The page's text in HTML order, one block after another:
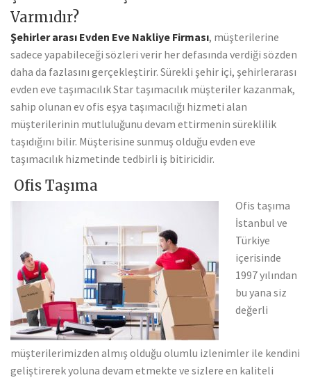
Varmıdır?
Şehirler arası Evden Eve Nakliye Firması, müşterilerine
sadece yapabileceği sözleri verir her defasında verdiği sözden
daha da fazlasını gerçekleştirir. Sürekli şehir içi, şehirlerarası
evden eve taşımacılık Star taşımacılık müşteriler kazanmak,
sahip olunan ev ofis eşya taşımacılığı hizmeti alan
müşterilerinin mutluluğunu devam ettirmenin süreklilik
taşıdığını bilir. Müşterisine sunmuş olduğu evden eve
taşımacılık hizmetinde tedbirli iş bitiricidir.
Ofis Taşıma
Ofis taşıma
İstanbul ve
Türkiye
içerisinde
1997 yılından
bu yana siz
değerli
müşterilerimizden almış olduğu olumlu izlenimler ile kendini
geliştirerek yoluna devam etmekte ve sizlere en kaliteli